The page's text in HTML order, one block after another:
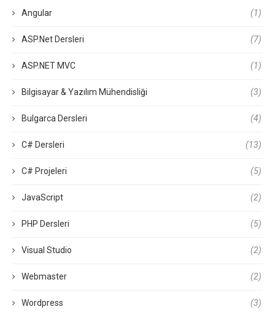
Angular (1)
ASP.Net Dersleri (7)
ASP.NET MVC (1)
Bilgisayar & Yazılım Mühendisliği (3)
Bulgarca Dersleri (4)
C# Dersleri (13)
C# Projeleri (5)
JavaScript (2)
PHP Dersleri (5)
Visual Studio (2)
Webmaster (2)
Wordpress (3)